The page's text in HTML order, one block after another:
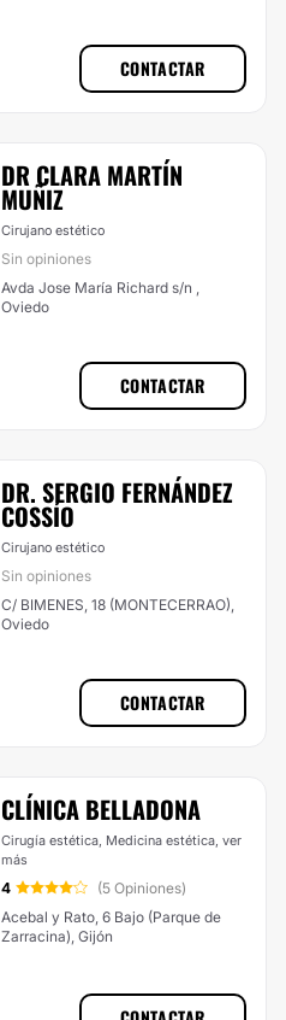
CONTACTAR
DR CLARA MARTÍ­N
MUÑIZ
Cirujano estético
Sin opiniones
Avda Jose María Richard s/n ,
Oviedo
CONTACTAR
DR. SERGIO FERNÁNDEZ
COSSÍ­O
Cirujano estético
Sin opiniones
C/ BIMENES, 18 (MONTECERRAO),
Oviedo
CONTACTAR
CLÍNICA BELLADONA
Cirugía estética, Medicina estética, ver
más
4
(5 Opiniones)
Acebal y Rato, 6 Bajo (Parque de
Zarracina), Gijón